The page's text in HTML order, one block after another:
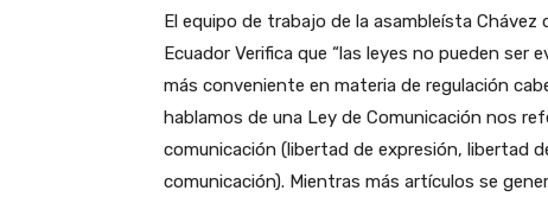
El equipo de trabajo de la asambleísta
Ecuador Verifica que “las leyes no pueden ser
más conveniente en materia de regulación
hablamos de una Ley de Comunicación nos
comunicación (libertad de expresión, libertad
comunicación). Mientras más artículos se